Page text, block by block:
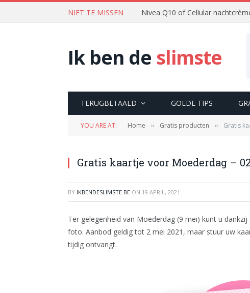
NIET TE MISSEN Nivea Q10 of Cellular
Ik ben de slimste
TERUGBETAALD GOEDE TIPS
YOU ARE AT: Home » Gratis producten » Gratis
Gratis kaartje voor Moederdag –
BY IKBENDESLIMSTE.BE ON 19 APRIL, 2021
Ter gelegenheid van Moederdag (9 mei) kunt u
foto. Aanbod geldig tot 2 mei 2021, maar stuur uw
tijdig ontvangt.